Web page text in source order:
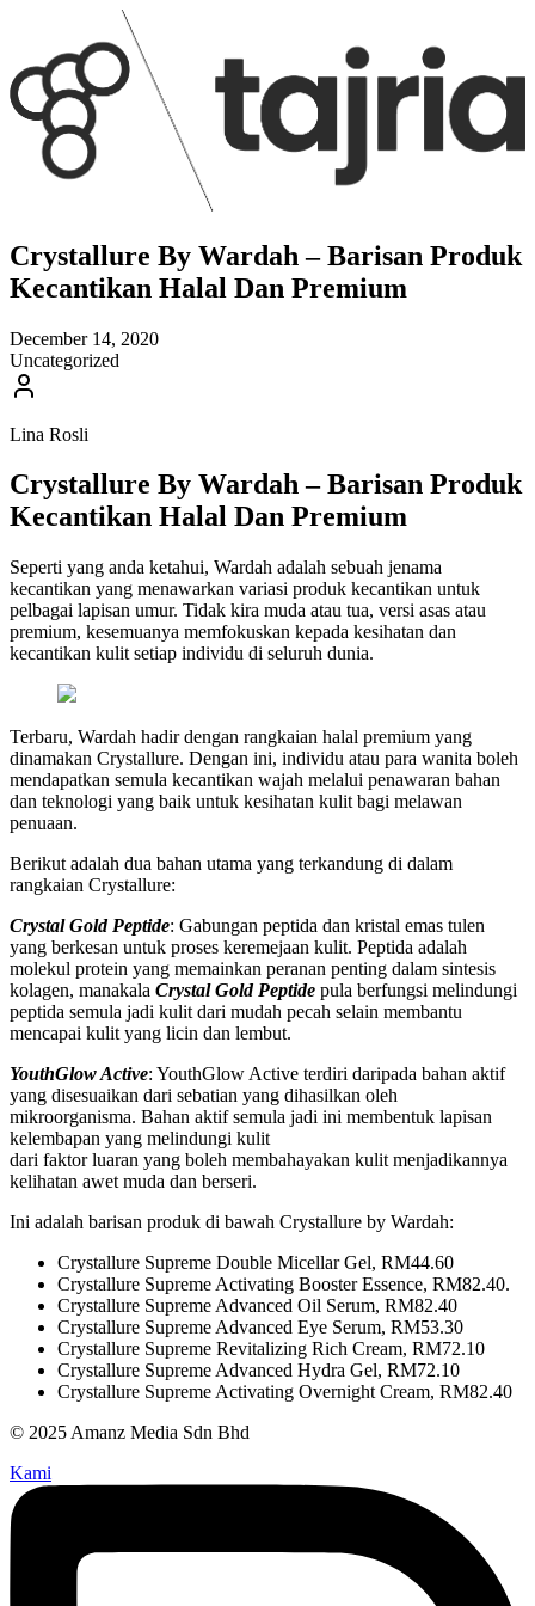
Crystallure By Wardah – Barisan Produk
Kecantikan Halal Dan Premium
December 14, 2020
Uncategorized
Lina Rosli
Crystallure By Wardah – Barisan Produk
Kecantikan Halal Dan Premium
Seperti yang anda ketahui, Wardah adalah sebuah jenama
kecantikan yang menawarkan variasi produk kecantikan untuk
pelbagai lapisan umur. Tidak kira muda atau tua, versi asas atau
premium, kesemuanya memfokuskan kepada kesihatan dan
kecantikan kulit setiap individu di seluruh dunia.
Terbaru, Wardah hadir dengan rangkaian halal premium yang
dinamakan Crystallure. Dengan ini, individu atau para wanita boleh
mendapatkan semula kecantikan wajah melalui penawaran bahan
dan teknologi yang baik untuk kesihatan kulit bagi melawan
penuaan.
Berikut adalah dua bahan utama yang terkandung di dalam
rangkaian Crystallure:
Crystal Gold Peptide: Gabungan peptida dan kristal emas tulen
yang berkesan untuk proses keremejaan kulit. Peptida adalah
molekul protein yang memainkan peranan penting dalam sintesis
kolagen, manakala Crystal Gold Peptide pula berfungsi melindungi
peptida semula jadi kulit dari mudah pecah selain membantu
mencapai kulit yang licin dan lembut.
YouthGlow Active: YouthGlow Active terdiri daripada bahan aktif
yang disesuaikan dari sebatian yang dihasilkan oleh
mikroorganisma. Bahan aktif semula jadi ini membentuk lapisan
kelembapan yang melindungi kulit
dari faktor luaran yang boleh membahayakan kulit menjadikannya
kelihatan awet muda dan berseri.
Ini adalah barisan produk di bawah Crystallure by Wardah:
Crystallure Supreme Double Micellar Gel, RM44.60
Crystallure Supreme Activating Booster Essence, RM82.40.
Crystallure Supreme Advanced Oil Serum, RM82.40
Crystallure Supreme Advanced Eye Serum, RM53.30
Crystallure Supreme Revitalizing Rich Cream, RM72.10
Crystallure Supreme Advanced Hydra Gel, RM72.10
Crystallure Supreme Activating Overnight Cream, RM82.40
© 2025 Amanz Media Sdn Bhd
Kami